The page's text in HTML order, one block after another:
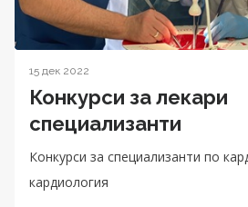
15 дек 2022
Конкурси за лекари
специализанти
Конкурси за специализанти по
кардиология